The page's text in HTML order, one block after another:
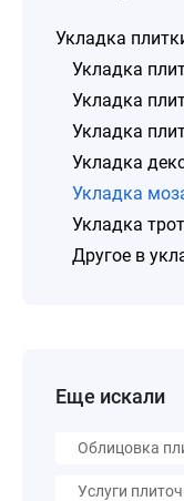
Укладка
Укладка
Укладка
Укладка
Укладка
Укладка
Укладка
Другое в
Еще искали
Облицовка
Услуги